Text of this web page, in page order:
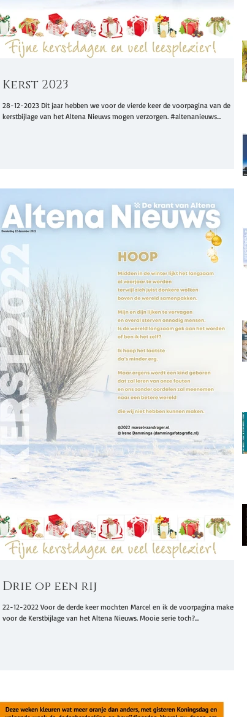
Kerst 2023
28-12-2023 Dit jaar hebben we voor de vierde keer de voorpagina van de
kerstbijlage van het Altena Nieuws mogen verzorgen. #altenanieuws...
Drie op een rij
22-12-2022 Voor de derde keer mochten Marcel en ik de voorpagina maken
voor de Kerstbijlage van het Altena Nieuws. Mooie serie toch?...